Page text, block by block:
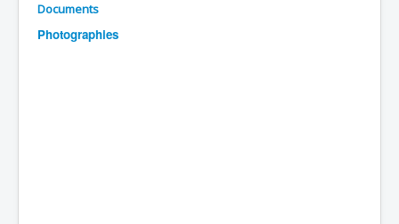
Documents
Photographies